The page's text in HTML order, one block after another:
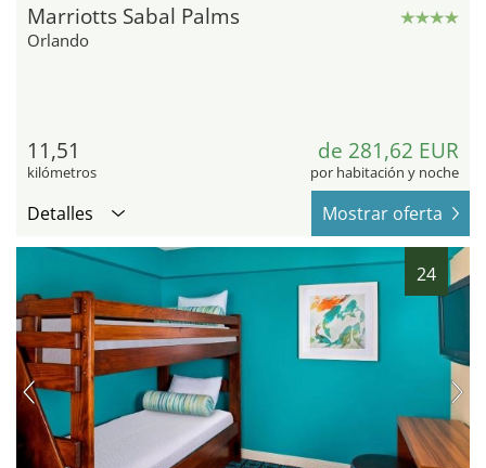
Marriotts Sabal Palms
Orlando
11,51
kilómetros
de 281,62 EUR
por habitación y noche
Detalles Mostrar oferta
24